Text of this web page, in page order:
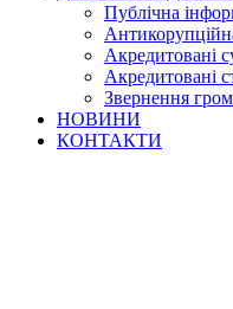
Публічна
Акредитовані
Акредитовані
Звернення
НОВИНИ
КОНТАКТИ